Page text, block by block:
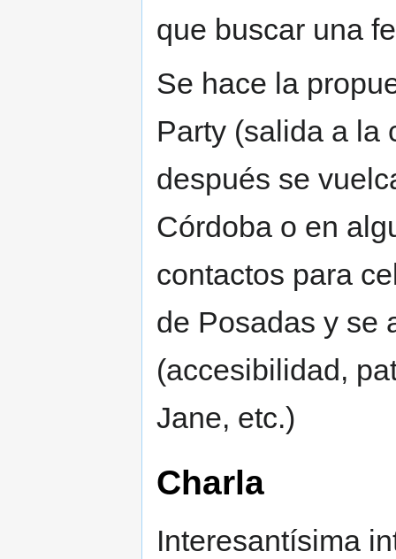
que buscar una
Se hace la
Party (salida a la
después se
Córdoba o en
contactos para
de Posadas y se
(accesibilidad,
Jane, etc.)
Charla
Interesantísima